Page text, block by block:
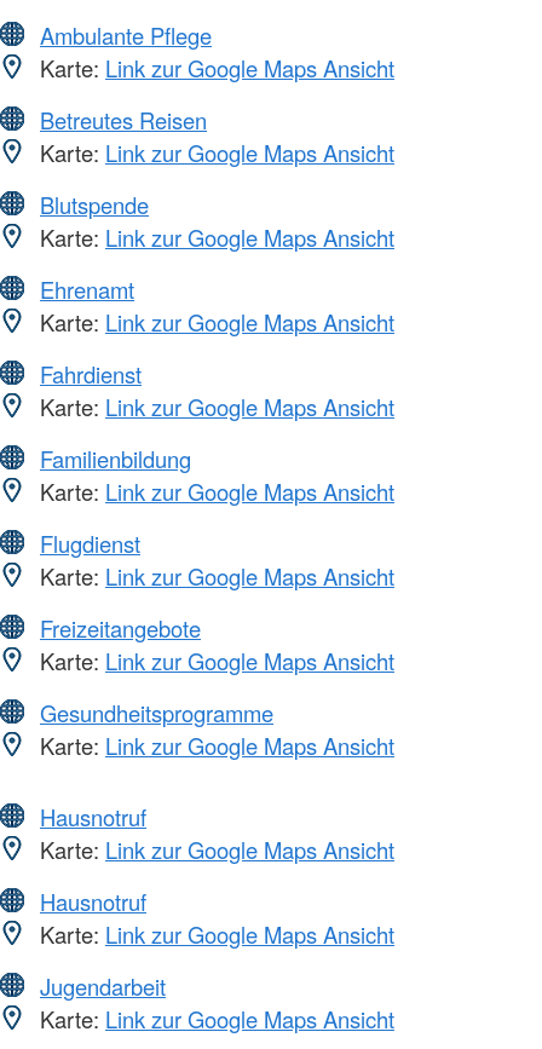
Ambulante Pflege
Karte: Link zur Google Maps Ansicht
Betreutes Reisen
Karte: Link zur Google Maps Ansicht
Blutspende
Karte: Link zur Google Maps Ansicht
Ehrenamt
Karte: Link zur Google Maps Ansicht
Fahrdienst
Karte: Link zur Google Maps Ansicht
Familienbildung
Karte: Link zur Google Maps Ansicht
Flugdienst
Karte: Link zur Google Maps Ansicht
Freizeitangebote
Karte: Link zur Google Maps Ansicht
Gesundheitsprogramme
Karte: Link zur Google Maps Ansicht
Hausnotruf
Karte: Link zur Google Maps Ansicht
Hausnotruf
Karte: Link zur Google Maps Ansicht
Jugendarbeit
Karte: Link zur Google Maps Ansicht